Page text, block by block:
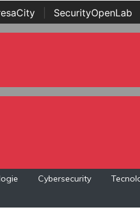
SecurityOpenLab
Cybersecurity